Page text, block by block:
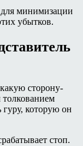
для минимизации
убытков.
сторону-
толкованием
гуру, которую он
стоп.